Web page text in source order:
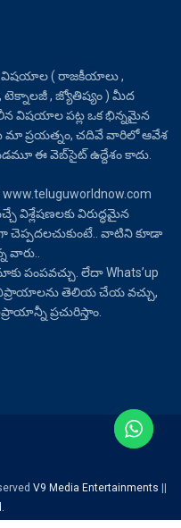
విషయాల ( రాజకీయాలు ,
టెక్నాలజీ , జ్యోతిష్యం ) మీద
విషయాల పట్ల ఒక భిన్నమైన
మా ప్రయత్నం, చదివే వారిలో ఆవేశ
ఈ వెబ్‌సైట్ ఉద్దేశం కాదు.
విశ్లేషణలకు విరుద్ధమైన
చెప్పదలచుకుంటే.. వాటిని కూడా
వారు..
పంపవచ్చు. లేదా Whats’up
తెలియ చేయ వచ్చు,
ప్రచురిస్తాం.
V9 Media Entertainments ||